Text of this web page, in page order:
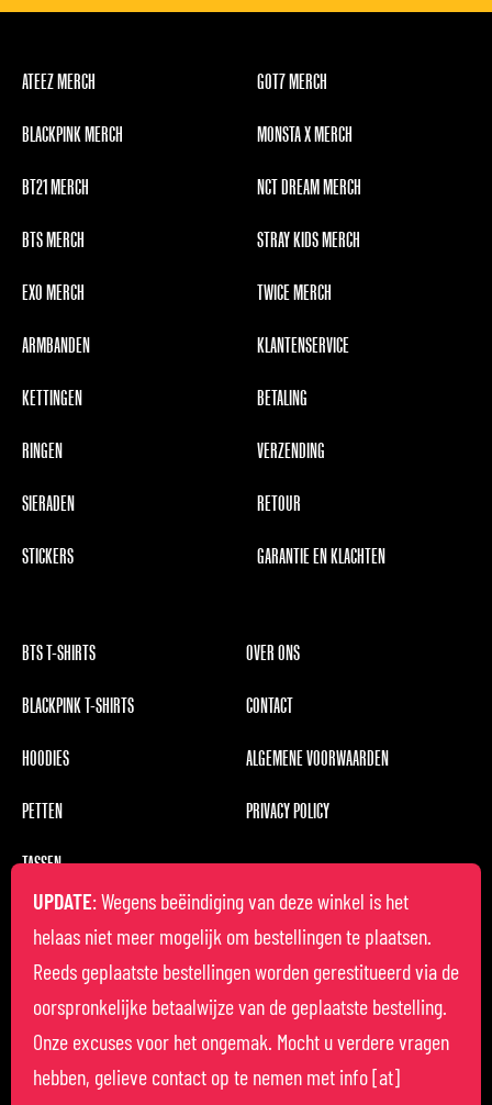
ATEEZ MERCH
BLACKPINK MERCH
BT21 MERCH
BTS MERCH
EXO MERCH
ARMBANDEN
KETTINGEN
RINGEN
SIERADEN
STICKERS
GOT7 MERCH
MONSTA X MERCH
NCT DREAM MERCH
STRAY KIDS MERCH
TWICE MERCH
KLANTENSERVICE
BETALING
VERZENDING
RETOUR
GARANTIE EN KLACHTEN
BTS T-SHIRTS
BLACKPINK T-SHIRTS
HOODIES
PETTEN
TASSEN
OVER ONS
CONTACT
ALGEMENE VOORWAARDEN
PRIVACY POLICY
UPDATE: Wegens beëindiging van deze winkel is het
helaas niet meer mogelijk om bestellingen te plaatsen.
Reeds geplaatste bestellingen worden gerestitueerd via de
oorspronkelijke betaalwijze van de geplaatste bestelling.
Onze excuses voor het ongemak. Mocht u verdere vragen
hebben, gelieve contact op te nemen met info [at]